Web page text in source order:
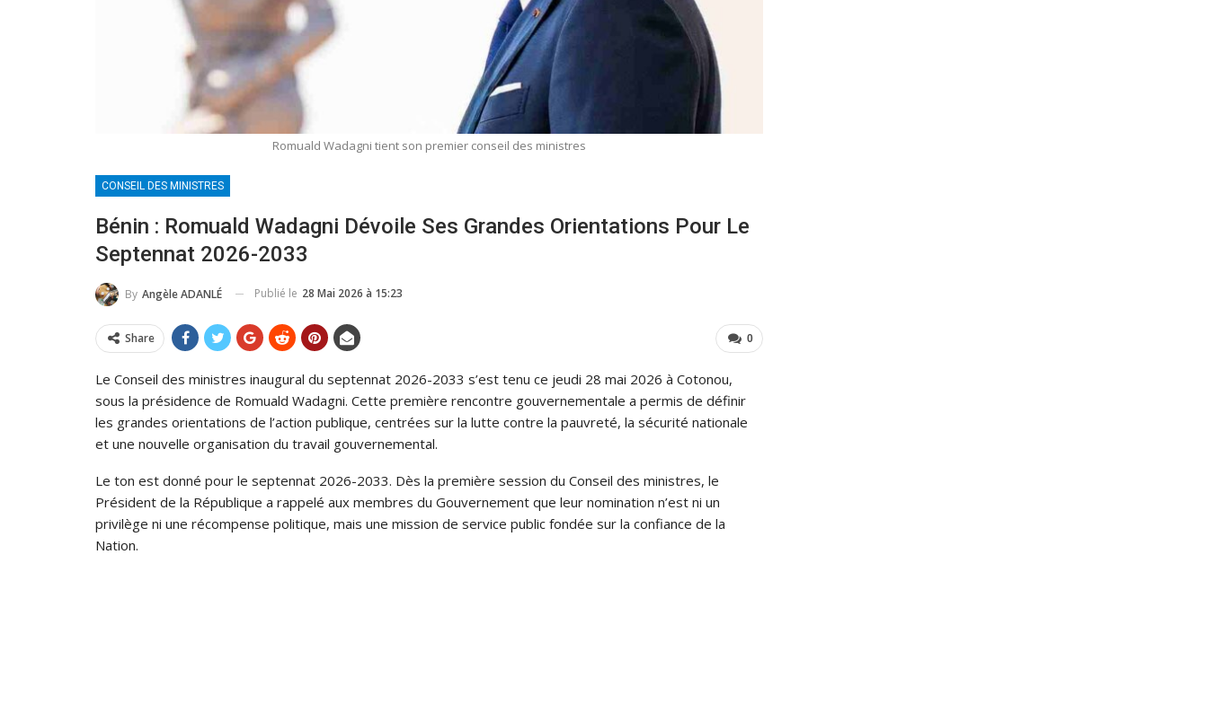
Romuald Wadagni tient son premier conseil des ministres
CONSEIL DES MINISTRES
Bénin : Romuald Wadagni Dévoile Ses Grandes Orientations Pour Le
Septennat 2026-2033
By Angèle ADANLÉ Publié le 28 Mai 2026 à 15:23
0
Share
Le Conseil des ministres inaugural du septennat 2026-2033 s’est tenu ce jeudi 28 mai 2026 à Cotonou,
sous la présidence de Romuald Wadagni. Cette première rencontre gouvernementale a permis de définir
les grandes orientations de l’action publique, centrées sur la lutte contre la pauvreté, la sécurité nationale
et une nouvelle organisation du travail gouvernemental.
Le ton est donné pour le septennat 2026-2033. Dès la première session du Conseil des ministres, le
Président de la République a rappelé aux membres du Gouvernement que leur nomination n’est ni un
privilège ni une récompense politique, mais une mission de service public fondée sur la confiance de la
Nation.